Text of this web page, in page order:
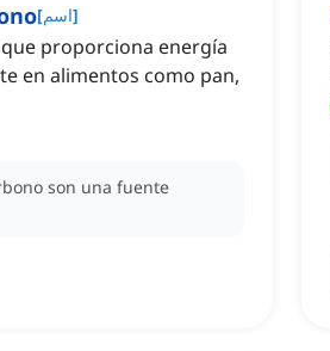
[اسم]
proporciona energía
en alimentos como pan,
son una fuente